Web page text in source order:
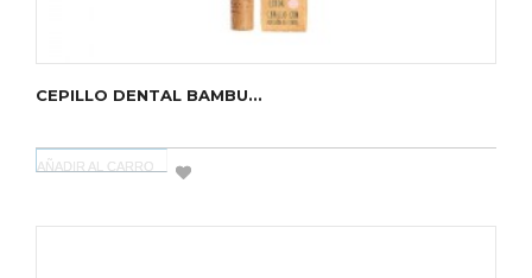
CEPILLO DENTAL BAMBU...
AÑADIR AL CARRO